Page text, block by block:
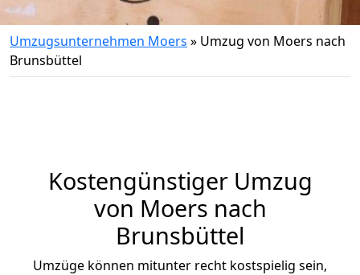
Umzugsunternehmen Moers » Umzug von Moers nach
Brunsbüttel
Kostengünstiger Umzug
von Moers nach
Brunsbüttel
Umzüge können mitunter recht kostspielig sein,